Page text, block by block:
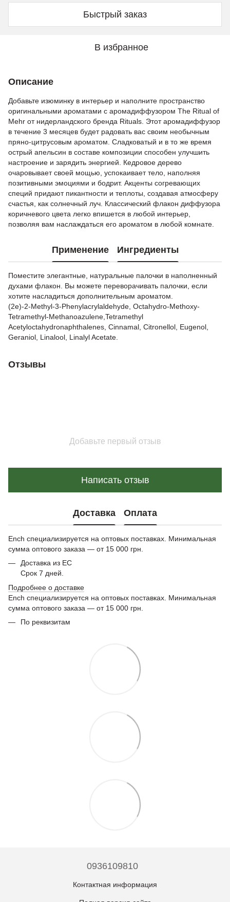
Быстрый заказ
В избранное
Описание
Добавьте изюминку в интерьер и наполните пространство
оригинальными ароматами с аромадиффузором The Ritual of
Mehr от нидерландского бренда Rituals. Этот аромадиффузор
в течение 3 месяцев будет радовать вас своим необычным
пряно-цитрусовым ароматом. Сладковатый и в то же время
острый апельсин в составе композиции способен улучшить
настроение и зарядить энергией. Кедровое дерево
очаровывает своей мощью, успокаивает тело, наполняя
позитивными эмоциями и бодрит. Акценты согревающих
специй придают пикантности и теплоты, создавая атмосферу
счастья, как солнечный луч. Классический флакон диффузора
коричневого цвета легко впишется в любой интерьер,
позволяя вам наслаждаться его ароматом в любой комнате.
Применение Ингредиенты
Поместите элегантные, натуральные палочки в наполненный
духами флакон. Вы можете переворачивать палочки, если
хотите насладиться дополнительным ароматом.
(2e)-2-Methyl-3-Phenylacrylaldehyde, Octahydro-Methoxy-
Tetramethyl-Methanoazulene,Tetramethyl
Acetyloctahydronaphthalenes, Cinnamal, Citronellol, Eugenol,
Geraniol, Linalool, Linalyl Acetate.
Отзывы
Добавьте первый отзыв
Написать отзыв
Доставка Оплата
Ench специализируется на оптовых поставках. Минимальная
сумма оптового заказа — от 15 000 грн.
Доставка из ЕС
Срок 7 дней.
Подробнее о доставке
Ench специализируется на оптовых поставках. Минимальная
сумма оптового заказа — от 15 000 грн.
По реквизитам
0936109810
Контактная информация